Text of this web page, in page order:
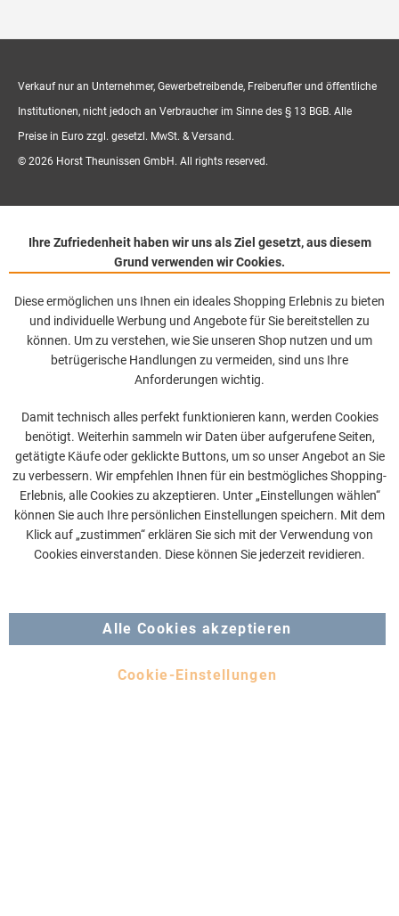
Verkauf nur an Unternehmer, Gewerbetreibende, Freiberufler und öffentliche
Institutionen, nicht jedoch an Verbraucher im Sinne des § 13 BGB. Alle
Preise in Euro zzgl. gesetzl. MwSt. & Versand.
© 2026 Horst Theunissen GmbH. All rights reserved.
Ihre Zufriedenheit haben wir uns als Ziel gesetzt, aus diesem
Grund verwenden wir Cookies.
Diese ermöglichen uns Ihnen ein ideales Shopping Erlebnis zu bieten
und individuelle Werbung und Angebote für Sie bereitstellen zu
können. Um zu verstehen, wie Sie unseren Shop nutzen und um
betrügerische Handlungen zu vermeiden, sind uns Ihre
Anforderungen wichtig.
Damit technisch alles perfekt funktionieren kann, werden Cookies
benötigt. Weiterhin sammeln wir Daten über aufgerufene Seiten,
getätigte Käufe oder geklickte Buttons, um so unser Angebot an Sie
zu verbessern. Wir empfehlen Ihnen für ein bestmögliches Shopping-
Erlebnis, alle Cookies zu akzeptieren. Unter „Einstellungen wählen“
können Sie auch Ihre persönlichen Einstellungen speichern. Mit dem
Klick auf „zustimmen“ erklären Sie sich mit der Verwendung von
Cookies einverstanden. Diese können Sie jederzeit revidieren.
Alle Cookies akzeptieren
Cookie-Einstellungen